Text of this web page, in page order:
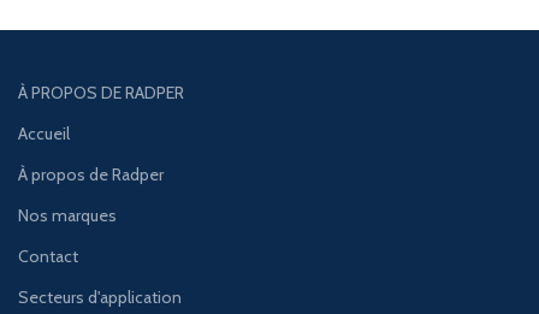
À PROPOS DE RADPER
Accueil
À propos de Radper
Nos marques
Contact
Secteurs d'application